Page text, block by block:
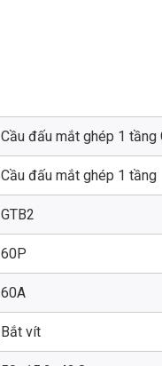
Cầu đấu mắt ghép 1 tầng
Cầu đấu mắt ghép 1 tầng
GTB2
60P
60A
Bắt vít